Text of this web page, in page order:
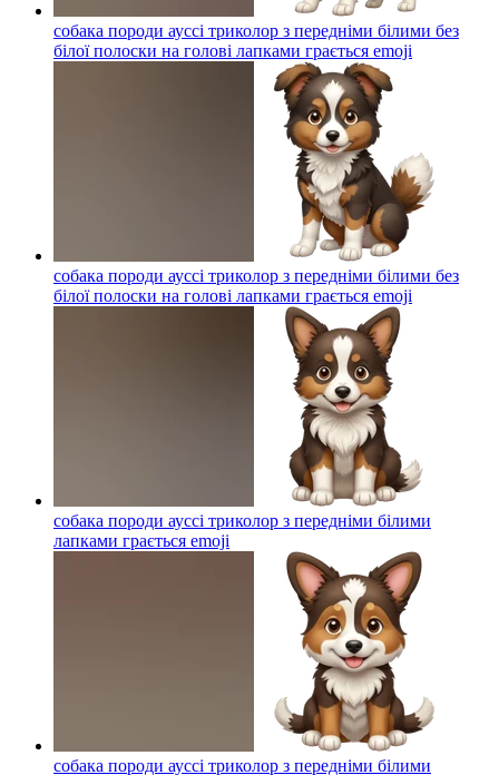
собака породи ауссі триколор з передніми білими без
білої полоски на голові лапками грається emoji
собака породи ауссі триколор з передніми білими без
білої полоски на голові лапками грається emoji
собака породи ауссі триколор з передніми білими
лапками грається emoji
собака породи ауссі триколор з передніми білими